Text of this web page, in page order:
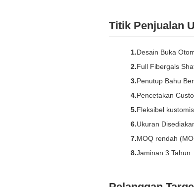
Titik Penjualan
Desain Buka
Full Fibergals
Penutup Bahu
Pencetakan
Fleksibel
Ukuran
MOQ rendah
Jaminan 3 Tahun